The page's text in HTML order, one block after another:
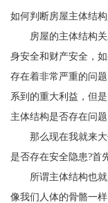
如何判断房屋主体结
房屋的主体结构关
身安全和财产安全，
存在着非常严重的问
系到的重大利益，但
主体结构是否存在问
那么现在我就来大
是否存在安全隐患?首
所谓主体结构也就
像我们人体的骨骼一